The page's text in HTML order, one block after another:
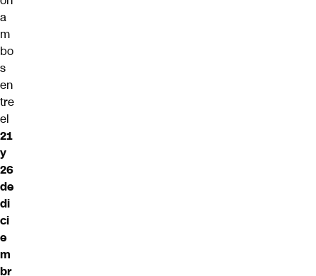
a
m
bo
s
en
tre
el
21
y
26
de
di
ci
e
m
br